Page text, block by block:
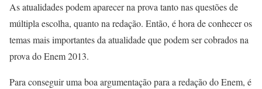
As atualidades podem aparecer na prova tanto nas questões de
múltipla escolha, quanto na redação. Então, é hora de conhecer os
temas mais importantes da atualidade que podem ser cobrados na
prova do Enem 2013.
Para conseguir uma boa argumentação para a redação do Enem, é